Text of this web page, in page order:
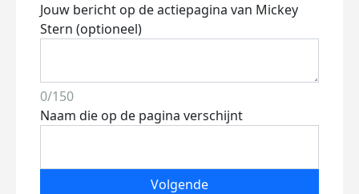
Jouw bericht op de actiepagina van Mickey
Stern (optioneel)
0/150
Naam die op de pagina verschijnt
Volgende